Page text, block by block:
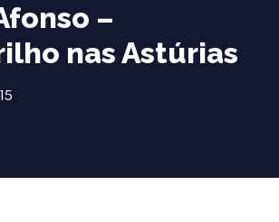
–
nas Astúrias